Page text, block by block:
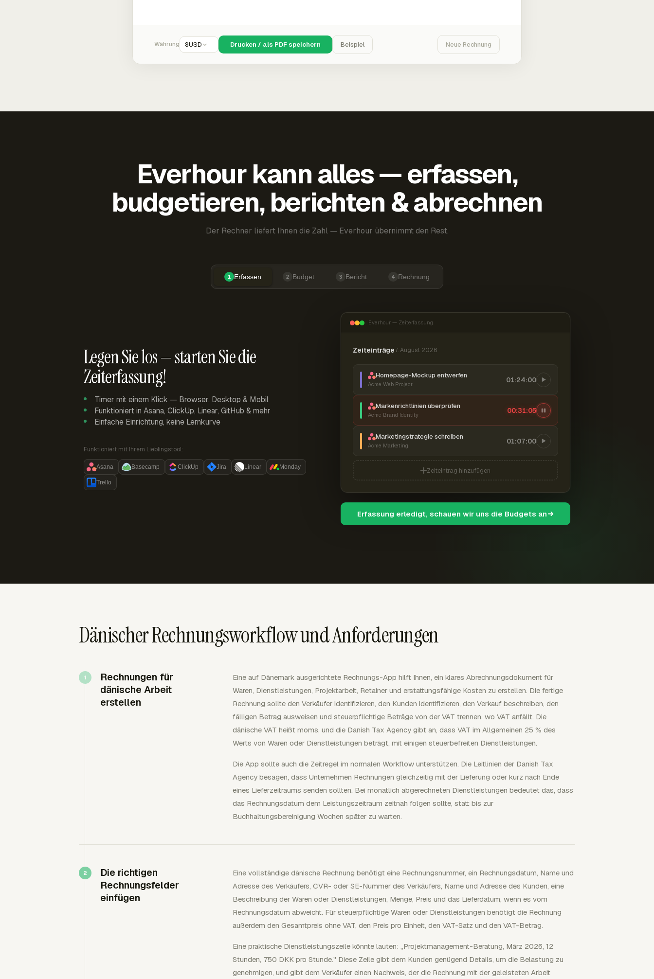
Währung $USD Drucken / als PDF speichern Beispiel Neue Rechnung
Everhour kann alles — erfassen,
budgetieren, berichten & abrechnen
Der Rechner liefert Ihnen die Zahl — Everhour übernimmt den Rest.
1 Erfassen 2 Budget 3 Bericht 4 Rechnung
Legen Sie los — starten Sie die
Zeiterfassung!
Timer mit einem Klick — Browser, Desktop & Mobil
Funktioniert in Asana, ClickUp, Linear, GitHub & mehr
Einfache Einrichtung, keine Lernkurve
Funktioniert mit Ihrem Lieblingstool:
Asana Basecamp ClickUp Jira Linear Monday
Trello
Everhour — Zeiterfassung
Zeiteinträge7. August 2026
Homepage-Mockup entwerfen
Acme Web Project
01:24:00
Markenrichtlinien überprüfen
Acme Brand Identity
00:31:06
Marketingstrategie schreiben
Acme Marketing
01:07:00
Zeiteintrag hinzufügen
Erfassung erledigt, schauen wir uns die Budgets an
Dänischer Rechnungsworkflow und Anforderungen
Rechnungen für
dänische Arbeit
erstellen
Eine auf Dänemark ausgerichtete Rechnungs-App hilft Ihnen, ein klares Abrechnungsdokument für
Waren, Dienstleistungen, Projektarbeit, Retainer und erstattungsfähige Kosten zu erstellen. Die fertige
Rechnung sollte den Verkäufer identifizieren, den Kunden identifizieren, den Verkauf beschreiben, den
fälligen Betrag ausweisen und steuerpflichtige Beträge von der VAT trennen, wo VAT anfällt. Die
dänische VAT heißt moms, und die Danish Tax Agency gibt an, dass VAT im Allgemeinen 25 % des
Werts von Waren oder Dienstleistungen beträgt, mit einigen steuerbefreiten Dienstleistungen.
Die App sollte auch die Zeitregel im normalen Workflow unterstützen. Die Leitlinien der Danish Tax
Agency besagen, dass Unternehmen Rechnungen gleichzeitig mit der Lieferung oder kurz nach Ende
eines Lieferzeitraums senden sollten. Bei monatlich abgerechneten Dienstleistungen bedeutet das, dass
das Rechnungsdatum dem Leistungszeitraum zeitnah folgen sollte, statt bis zur
Buchhaltungsbereinigung Wochen später zu warten.
Die richtigen
Rechnungsfelder
einfügen
Eine vollständige dänische Rechnung benötigt eine Rechnungsnummer, ein Rechnungsdatum, Name und
Adresse des Verkäufers, CVR- oder SE-Nummer des Verkäufers, Name und Adresse des Kunden, eine
Beschreibung der Waren oder Dienstleistungen, Menge, Preis und das Lieferdatum, wenn es vom
Rechnungsdatum abweicht. Für steuerpflichtige Waren oder Dienstleistungen benötigt die Rechnung
außerdem den Gesamtpreis ohne VAT, den Preis pro Einheit, den VAT-Satz und den VAT-Betrag.
Eine praktische Dienstleistungszeile könnte lauten: „Projektmanagement-Beratung, März 2026, 12
Stunden, 750 DKK pro Stunde." Diese Zeile gibt dem Kunden genügend Details, um die Belastung zu
genehmigen, und gibt dem Verkäufer einen Nachweis, der die Rechnung mit der geleisteten Arbeit